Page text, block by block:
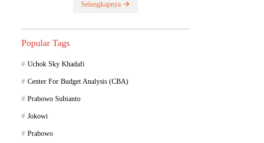
Selengkapnya
Popular Tags
Uchok Sky Khadafi
Center For Budget Analysis (CBA)
Prabowo Subianto
Jokowi
Prabowo